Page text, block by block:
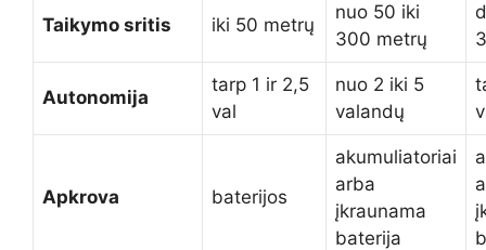
Taikymo sritis iki 50 metrų
nuo 50 iki
300 metrų
Autonomija
tarp 1 ir 2,5
val
nuo 2 iki 5
valandų
Apkrova baterijos
akumuliatoriai
arba
įkraunama
baterija